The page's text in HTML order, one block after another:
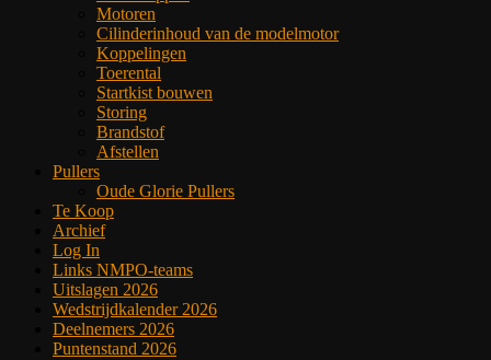
Motoren
Cilinderinhoud van de modelmotor
Koppelingen
Toerental
Startkist bouwen
Storing
Brandstof
Afstellen
Pullers
Oude Glorie Pullers
Te Koop
Archief
Log In
Links NMPO-teams
Uitslagen 2026
Wedstrijdkalender 2026
Deelnemers 2026
Puntenstand 2026